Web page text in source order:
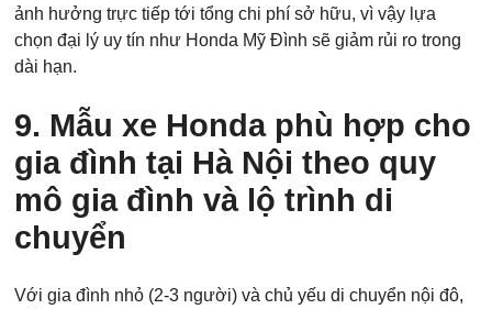
ảnh hưởng trực tiếp tới tổng chi phí sở hữu, vì vậy lựa
chọn đại lý uy tín như Honda Mỹ Đình sẽ giảm rủi ro trong
dài hạn.
9. Mẫu xe Honda phù hợp cho
gia đình tại Hà Nội theo quy
mô gia đình và lộ trình di
chuyển
Với gia đình nhỏ (2-3 người) và chủ yếu di chuyển nội đô,